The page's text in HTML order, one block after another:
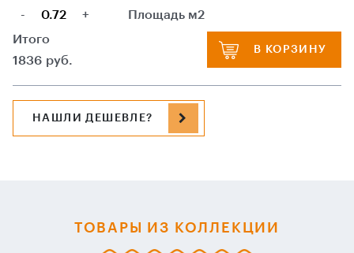
- +
Площадь м2
Итого
1836 руб.
В КОРЗИНУ
НАШЛИ ДЕШЕВЛЕ?
ТОВАРЫ ИЗ КОЛЛЕКЦИИ